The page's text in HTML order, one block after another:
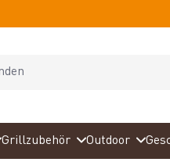
Grillzubehör Outdoor